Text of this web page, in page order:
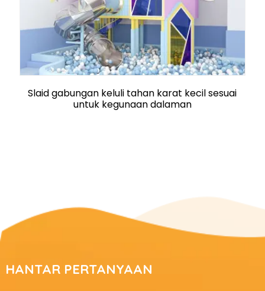
Slaid gabungan keluli tahan karat kecil sesuai
untuk kegunaan dalaman
HANTAR PERTANYAAN